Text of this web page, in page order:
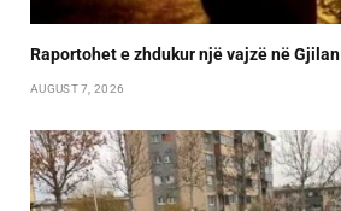
Raportohet e zhdukur një vajzë në Gjilan
AUGUST 7, 2026